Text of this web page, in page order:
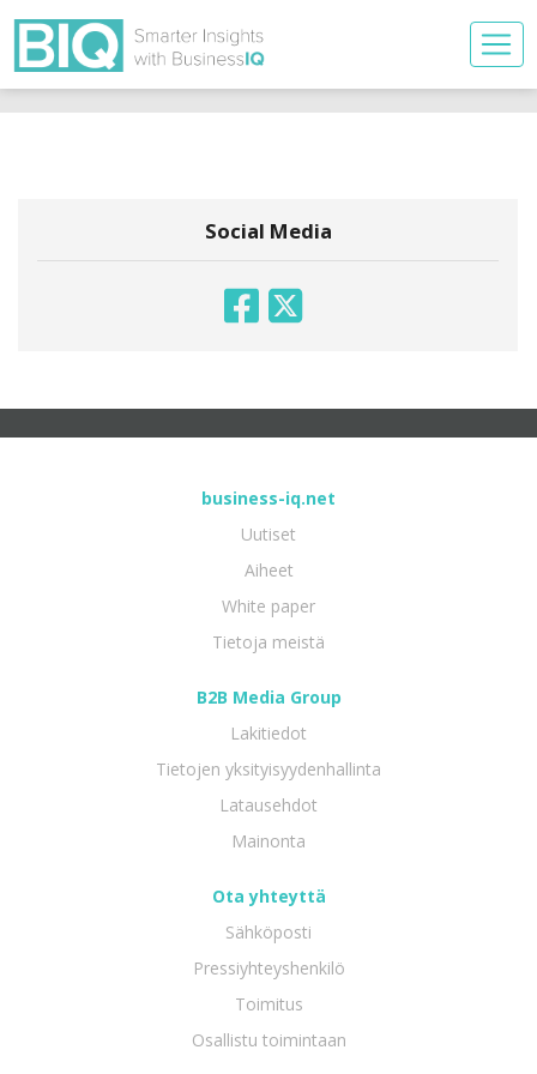
Social Media
business-iq.net
Uutiset
Aiheet
White paper
Tietoja meistä
B2B Media Group
Lakitiedot
Tietojen yksityisyydenhallinta
Latausehdot
Mainonta
Ota yhteyttä
Sähköposti
Pressiyhteyshenkilö
Toimitus
Osallistu toimintaan